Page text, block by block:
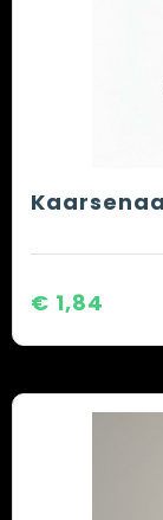
€ 1,84